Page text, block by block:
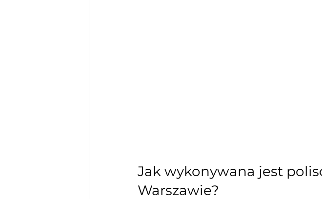
Jak wykonywana jest
Warszawie?